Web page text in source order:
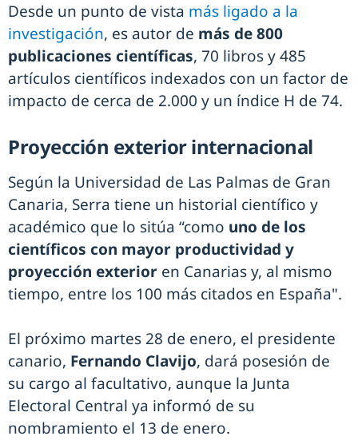
Desde un punto de vista más ligado a la
investigación, es autor de más de 800
publicaciones científicas, 70 libros y 485
artículos científicos indexados con un factor de
impacto de cerca de 2.000 y un índice H de 74.
Proyección exterior internacional
Según la Universidad de Las Palmas de Gran
Canaria, Serra tiene un historial científico y
académico que lo sitúa “como uno de los
científicos con mayor productividad y
proyección exterior en Canarias y, al mismo
tiempo, entre los 100 más citados en España".
El próximo martes 28 de enero, el presidente
canario, Fernando Clavijo, dará posesión de
su cargo al facultativo, aunque la Junta
Electoral Central ya informó de su
nombramiento el 13 de enero.